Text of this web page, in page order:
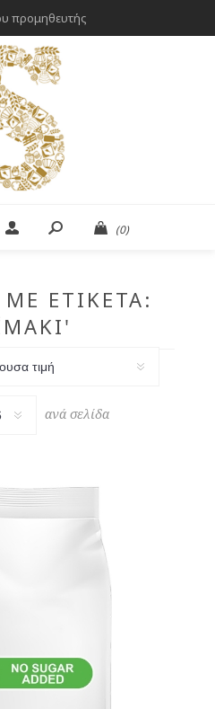
προμηθευτής
(0)
ΕΤΙΚΈΤΑ:
ανά σελίδα